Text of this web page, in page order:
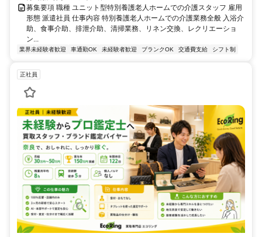
募集要項 職種 ユニット型特別養護老人ホームでの介護スタッフ 雇用
形態 派遣社員 仕事内容 特別養護老人ホームでの介護業務全般 入浴介
助、食事介助、排泄介助、清掃業務、リネン交換、レクリエーショ
ン...
業界未経験者歓迎 車通勤OK 未経験者歓迎 ブランクOK 交通費支給 シフト制
正社員